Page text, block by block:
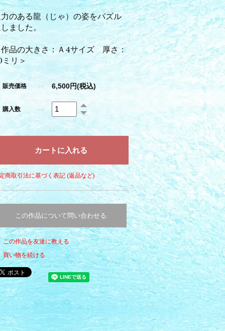
のある龍（じゃ）の姿をパズル
ました。
品の大きさ：Ａ4サイズ 厚さ：
リ＞
販売価格 6,500円(税込)
購入数
商取引法に基づく表記 (返品など)
この作品について問い合わせる
この作品を友達に教える
買い物を続ける